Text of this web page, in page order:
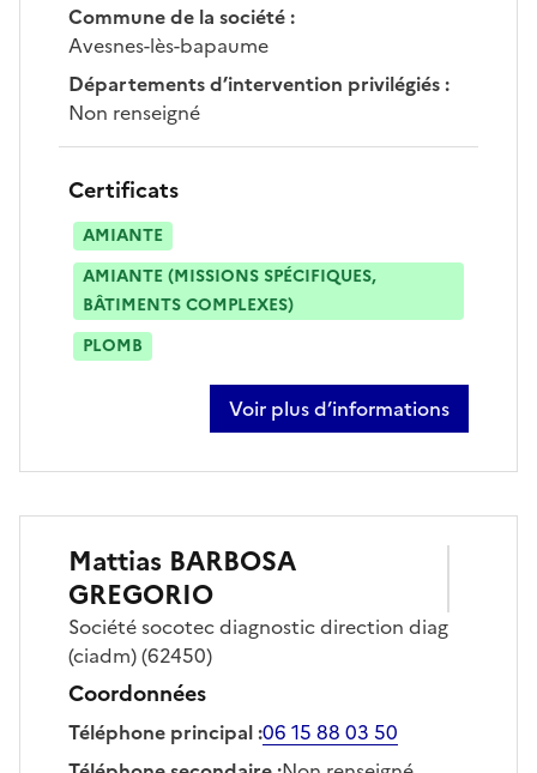
Commune de la société:
Avesnes-lès-bapaume
Départements d’intervention privilégiés:
Non renseigné
Certificats
AMIANTE
AMIANTE (MISSIONS SPÉCIFIQUES,
BÂTIMENTS COMPLEXES)
PLOMB
Voir plus d’informations
sur hervé barbosa
Mattias BARBOSA
GREGORIO
Sociétésocotec diagnostic direction diag
(ciadm)(62450)
Coordonnées
Téléphone principal:06 15 88 03 50